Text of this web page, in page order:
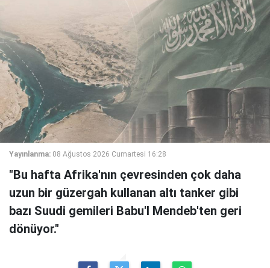
Yayınlanma: 08 Ağustos 2026 Cumartesi 16:28
"Bu hafta Afrika'nın çevresinden çok daha
uzun bir güzergah kullanan altı tanker gibi
bazı Suudi gemileri Babu'l Mendeb'ten geri
dönüyor."